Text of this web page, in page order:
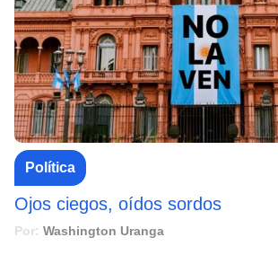
Política
Ojos ciegos, oídos sordos
Por: Washington Uranga